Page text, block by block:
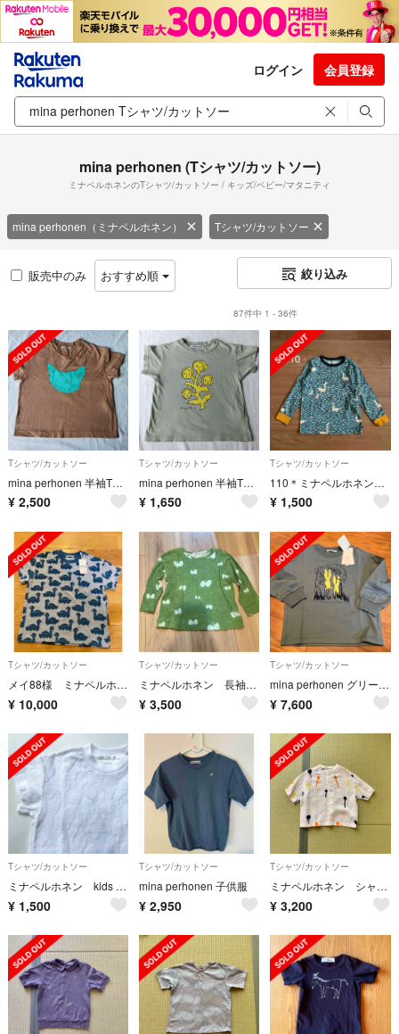
ログイン 会員登録
mina perhonen (Tシャツ/カットソー)
ミナペルホネンのTシャツ/カットソー / キッズ/ベビー/マタニティ
mina perhonen（ミナペルホネン） Tシャツ/カットソー
販売中のみ おすすめ順 絞り込み
87件中 1 - 36件
Tシャツ/カットソー
mina perhonen 半袖Tシャツ 110
¥ 2,500
Tシャツ/カットソー
mina perhonen 半袖Tシャツ 100
¥ 1,650
Tシャツ/カットソー
110＊ミナペルホネン ロンT 白鳥柄
¥ 1,500
Tシャツ/カットソー
メイ88様 ミナペルホネンkids Tシャツ
¥ 10,000
Tシャツ/カットソー
ミナペルホネン 長袖カットソー 90size
¥ 3,500
Tシャツ/カットソー
mina perhonen グリーン 長袖カットソー 110
¥ 7,600
Tシャツ/カットソー
ミナペルホネン kids Tシャツ 140
¥ 1,500
Tシャツ/カットソー
mina perhonen 子供服
¥ 2,950
Tシャツ/カットソー
ミナペルホネン シャツ120
¥ 3,200